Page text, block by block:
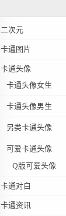
二次元
卡通图片
卡通头像
卡通头像女生
卡通头像男生
另类卡通头像
可爱卡通头像
Q版可爱头像
卡通对白
卡通资讯